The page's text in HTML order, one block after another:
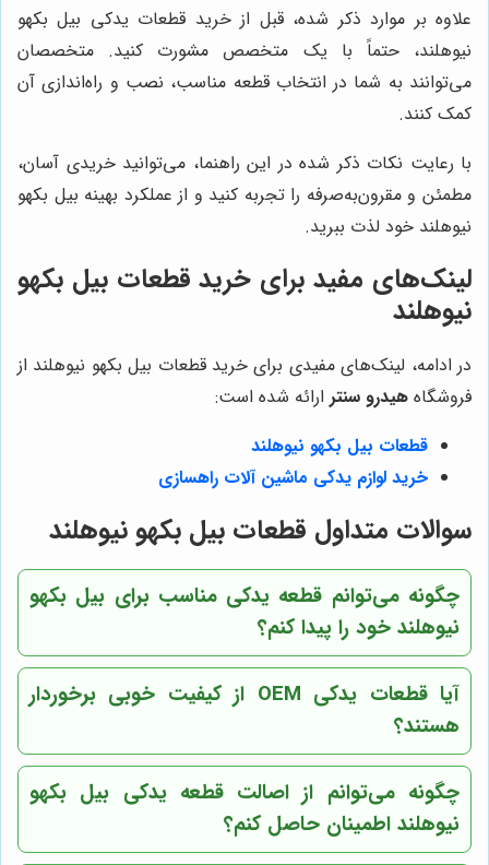
علاوه بر موارد ذکر شده، قبل از خرید قطعات یدکی بیل بکهو
نیوهلند، حتماً با یک متخصص مشورت کنید. متخصصان
می‌توانند به شما در انتخاب قطعه مناسب، نصب و راه‌اندازی آن
کمک کنند.
با رعایت نکات ذکر شده در این راهنما، می‌توانید خریدی آسان،
مطمئن و مقرون‌به‌صرفه را تجربه کنید و از عملکرد بهینه بیل بکهو
نیوهلند خود لذت ببرید.
لینک‌های مفید برای خرید قطعات بیل بکهو
نیوهلند
در ادامه، لینک‌های مفیدی برای خرید قطعات بیل بکهو نیوهلند از
فروشگاه هیدرو سنتر ارائه شده است:
قطعات بیل بکهو نیوهلند
خرید لوازم یدکی ماشین آلات راهسازی
سوالات متداول قطعات بیل بکهو نیوهلند
چگونه می‌توانم قطعه یدکی مناسب برای بیل بکهو
نیوهلند خود را پیدا کنم؟
آیا قطعات یدکی OEM از کیفیت خوبی برخوردار
هستند؟
چگونه می‌توانم از اصالت قطعه یدکی بیل بکهو
نیوهلند اطمینان حاصل کنم؟